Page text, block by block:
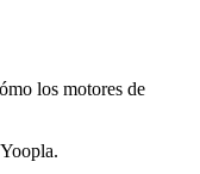
los motores de